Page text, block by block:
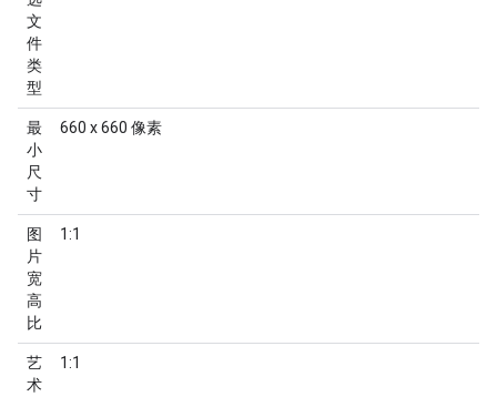
文
件
类
型
最
小
尺
寸
660 x 660 像素
图
片
宽
高
比
1:1
艺
术
1:1